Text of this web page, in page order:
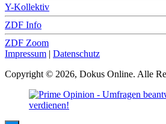
Y-Kollektiv
ZDF Info
ZDF Zoom
Impressum | Datenschutz
Copyright © 2026, Dokus Online. Alle